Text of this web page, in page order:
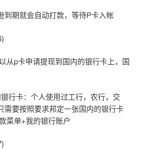
到期就会自动打款，等待P卡入帐
从p卡申请提现到国内的银行卡上，国
行卡：个人使用过工行，农行，交
需要按照要求邦定一张国内的银行卡
菜单+我的银行账户